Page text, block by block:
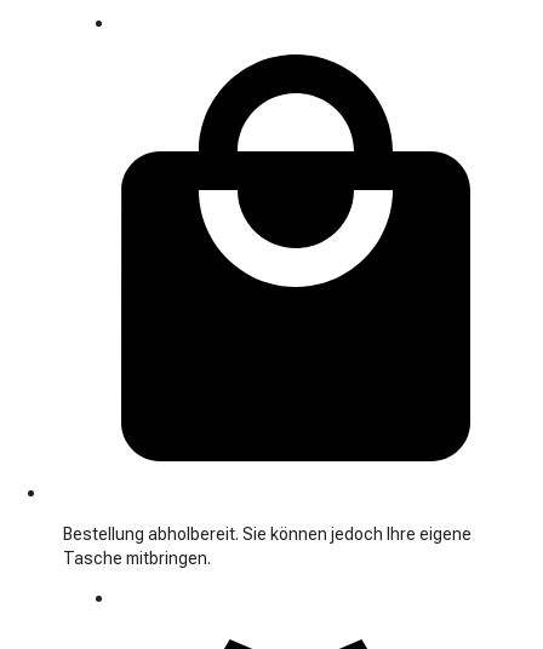
Bestellung abholbereit. Sie können jedoch Ihre eigene
Tasche mitbringen.